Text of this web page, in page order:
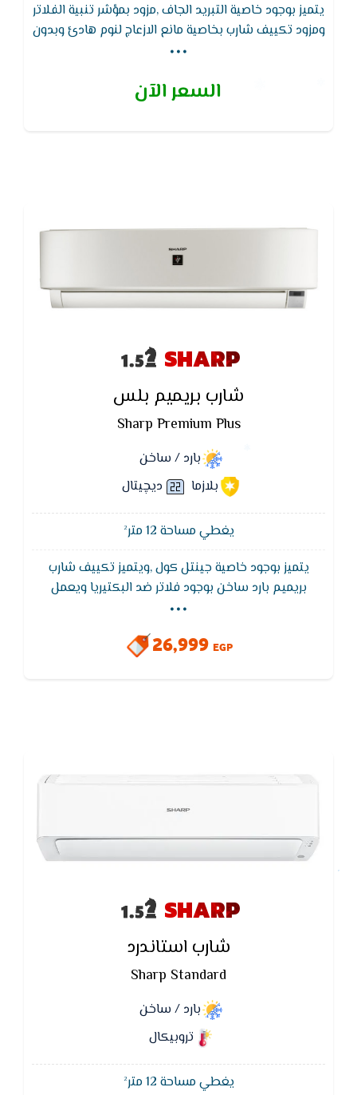
يتميز بوجود خاصية التبريد الجاف ,مزود بمؤشر تنبية الفلاتر
ومزود تكييف شارب بخاصية مانع الازعاج لنوم هادئ وبدون
ازعاج تماما,يقوم تكييف شارب العربى بتجديد تصميم
جميل ومتناسق ويتماشى مع الديكورات الحديثة .
...
السعر الآن
SHARP
شارب بريميم بلس
Sharp Premium Plus
بارد / ساخن
بلازما
ديچيتال
يغطي مساحة 12 متر²
يتميز بوجود خاصية جينتل كول ,ويتميز تكييف شارب
بريميم بارد ساخن بوجود فلاتر ضد البكتيريا ويعمل
تكييف شارب بخاصية التبريد السريع للوصول لدرجة الحراره
المطلوبة فى اسرع واقل استهلاك للكهرباء, يتميز تكييف
شارب بالتشغيل الهادئ التى تأخذ حيز كبير من الأهتمام
...
26,999 EGP
SHARP
شارب استاندرد
Sharp Standard
بارد / ساخن
تروبيكال
يغطي مساحة 12 متر²